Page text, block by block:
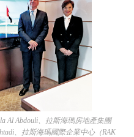
Al Abdouli、拉斯海瑪房地產集團
、拉斯海瑪國際企業中心（RAK